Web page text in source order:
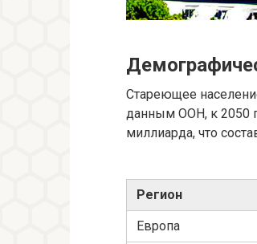
Стареющее
данным ООН, к 2050
миллиарда, что
Регион
Европа